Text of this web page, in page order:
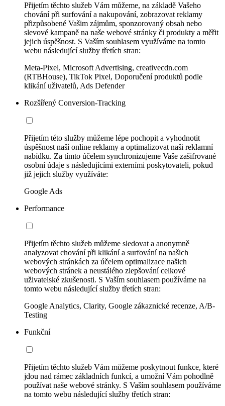
Přijetím těchto služeb Vám můžeme, na základě Vašeho
chování při surfování a nakupování, zobrazovat reklamy
přizpůsobené Vašim zájmům, sponzorovaný obsah nebo
slevové kampaně na naše webové stránky či produkty a měřit
jejich úspěšnost. S Vaším souhlasem využíváme na tomto
webu následující služby třetích stran:
Meta-Pixel, Microsoft Advertising, creativecdn.com
(RTBHouse), TikTok Pixel, Doporučení produktů podle
klikání uživatelů, Ads Defender
Rozšířený Conversion-Tracking
Přijetím této služby můžeme lépe pochopit a vyhodnotit
úspěšnost naší online reklamy a optimalizovat naši reklamní
nabídku. Za tímto účelem synchronizujeme Vaše zašifrované
osobní údaje s následujícími externími poskytovateli, pokud
již jejich služby využíváte:
Google Ads
Performance
Přijetím těchto služeb můžeme sledovat a anonymně
analyzovat chování při klikání a surfování na našich
webových stránkách za účelem optimalizace našich
webových stránek a neustálého zlepšování celkové
uživatelské zkušenosti. S Vaším souhlasem používáme na
tomto webu následující služby třetích stran:
Google Analytics, Clarity, Google zákaznické recenze, A/B-
Testing
Funkční
Přijetím těchto služeb Vám můžeme poskytnout funkce, které
jdou nad rámec základních funkcí, a umožní Vám pohodlně
používat naše webové stránky. S Vaším souhlasem používáme
na tomto webu následující služby třetích stran: